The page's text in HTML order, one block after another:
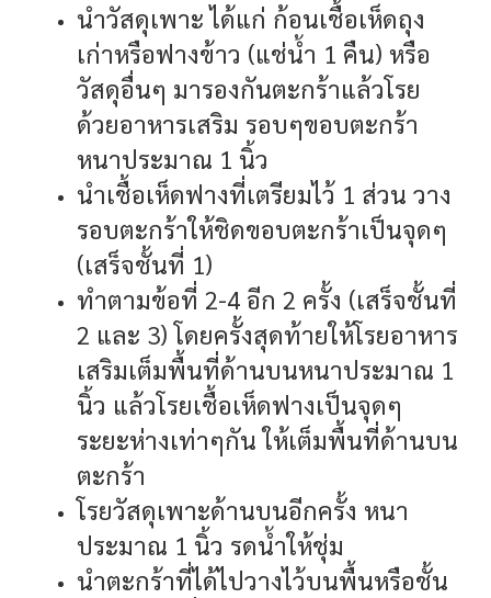
นำวัสดุเพาะ ได้แก่ ก้อนเชื้อเห็ดถุง
เก่าหรือฟางข้าว (แช่น้ำ 1 คืน) หรือ
วัสดุอื่นๆ มารองกันตะกร้าแล้วโรย
ด้วยอาหารเสริม รอบๆขอบตะกร้า
หนาประมาณ 1 นิ้ว
นำเชื้อเห็ดฟางที่เตรียมไว้ 1 ส่วน วาง
รอบตะกร้าให้ชิดขอบตะกร้าเป็นจุดๆ
(เสร็จชั้นที่ 1)
ทำตามข้อที่ 2-4 อีก 2 ครั้ง (เสร็จชั้นที่
2 และ 3) โดยครั้งสุดท้ายให้โรยอาหาร
เสริมเต็มพื้นที่ด้านบนหนาประมาณ 1
นิ้ว แล้วโรยเชื้อเห็ดฟางเป็นจุดๆ
ระยะห่างเท่าๆกัน ให้เต็มพื้นที่ด้านบน
ตะกร้า
โรยวัสดุเพาะด้านบนอีกครั้ง หนา
ประมาณ 1 นิ้ว รดน้ำให้ชุ่ม
นำตะกร้าที่ได้ไปวางไว้บนพื้นหรือชั้น